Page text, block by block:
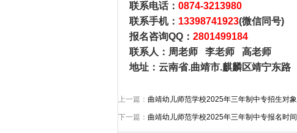
联系电话： 0874-3213980
联系手机： 13398741923(微信同号)
报名咨询QQ： 2801499184
联系人：周老师 李老师 高老师
地址：云南省.曲靖市.麒麟区靖宁东路
上一篇： 曲靖幼儿师范学校2025年三年制中专招生对象
下一篇： 曲靖幼儿师范学校2025年三年制中专报名时间